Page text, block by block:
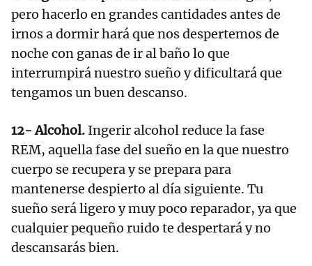
pero hacerlo en grandes cantidades antes de
irnos a dormir hará que nos despertemos de
noche con ganas de ir al baño lo que
interrumpirá nuestro sueño y dificultará que
tengamos un buen descanso.
12- Alcohol. Ingerir alcohol reduce la fase
REM, aquella fase del sueño en la que nuestro
cuerpo se recupera y se prepara para
mantenerse despierto al día siguiente. Tu
sueño será ligero y muy poco reparador, ya que
cualquier pequeño ruido te despertará y no
descansarás bien.